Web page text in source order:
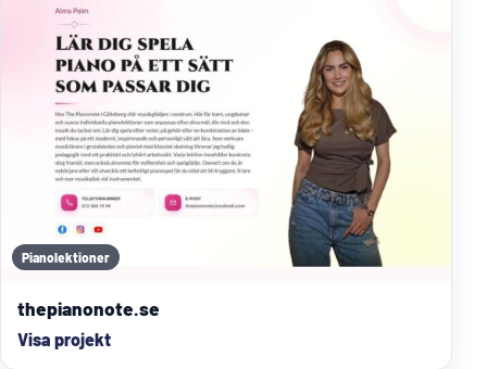
Pianolektioner
thepianonote.se
Visa projekt